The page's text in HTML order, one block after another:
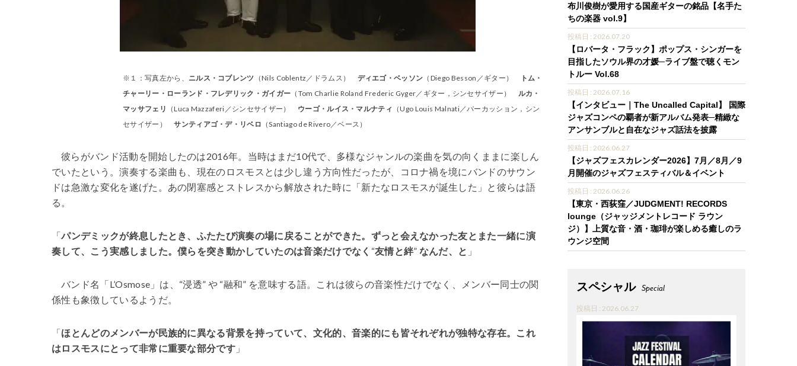
※１：写真左から、 ニルス・コブレンツ （Nils Coblentz／ドラムス） ディエゴ・ベッソン （Diego Besson／ギター）
トム・
チャーリー・ローランド・フレデリック・ガイガー （Tom Charlie Roland Frederic Gyger／ギター，シンセサイザー） ルカ・
マッサフェリ （Luca Mazzaferi／シンセサイザー） ウーゴ・ルイス・マルナティ （Ugo Louis Malnati／パーカッション，シン
セサイザー）サンティアゴ・デ・リベロ （Santiago de Rivero／ベース）
彼らがバンド活動を開始したのは2016年。当時はまだ10代で、多様なジャンルの楽曲を気の向くままに楽しん
でいたという。演奏する楽曲も、現在のロスモスとは少し違う方向性だったが、コロナ禍を境にバンドのサウン
ドは急激な変化を遂げた。あの閉塞感とストレスから解放された時に「新たなロスモスが誕生した」と彼らは語
る。
「パンデミックが終息したとき、ふたたび演奏の場に戻ることができた。ずっと会えなかった友とまた一緒に演
奏して、こう実感しました。僕らを突き動かしていたのは音楽だけでなく “友情と絆” なんだ、と 」
バンド名「L’Osmose」は、“浸透” や “融和” を意味する語。これは彼らの音楽性だけでなく、メンバー同士の関
係性も象徴しているようだ。
「ほとんどのメンバーが民族的に異なる背景を持っていて、文化的、音楽的にも皆それぞれが独特な存在。これ
はロスモスにとって非常に重要な部分です 」
布川俊樹が愛用する国産ギターの銘品【名手た
ちの楽器 vol.9】
投稿日 : 2026.07.20
【ロバータ・フラック】ポップス・シンガーを
目指したソウル界の才媛─ライブ盤で聴くモン
トルー Vol.68
投稿日 : 2026.07.16
【インタビュー｜The Uncalled Capital】 国際
ジャズコンペの覇者が新アルバム発表─精緻な
アンサンブルと自在なジャズ話法を披露
投稿日 : 2026.06.27
【ジャズフェスカレンダー2026】7月／8月／9
月開催のジャズフェスティバル＆イベント
投稿日 : 2026.06.26
【東京・西荻窪／JUDGMENT! RECORDS
lounge（ジャッジメントレコード ラウン
ジ）】上質な音・酒・珈琲が楽しめる癒しのラ
ウンジ空間
スペシャル Special
投稿日 : 2026.06.27